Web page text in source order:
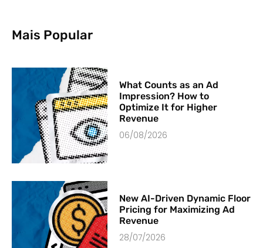
Mais Popular
What Counts as an Ad
Impression? How to
Optimize It for Higher
Revenue
06/08/2026
New AI-Driven Dynamic Floor
Pricing for Maximizing Ad
Revenue
28/07/2026